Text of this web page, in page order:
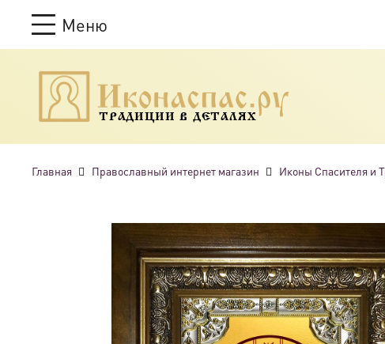
Меню
ТРАДИЦИИ В ДЕТАЛЯХ
Главная Православный интернет магазин Иконы Спасителя и